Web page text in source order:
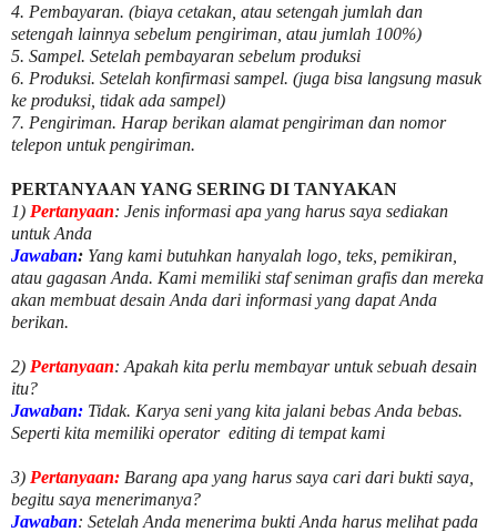
4. Pembayaran. (biaya cetakan, atau setengah jumlah dan
setengah lainnya sebelum pengiriman, atau jumlah 100%)
5. Sampel. Setelah pembayaran sebelum produksi
6. Produksi. Setelah konfirmasi sampel. (juga bisa langsung masuk
ke produksi, tidak ada sampel)
7. Pengiriman. Harap berikan alamat pengiriman dan nomor
telepon untuk pengiriman.
PERTANYAAN YANG SERING DI TANYAKAN
1) Pertanyaan: Jenis informasi apa yang harus saya sediakan
untuk Anda
Jawaban: Yang kami butuhkan hanyalah logo, teks, pemikiran,
atau gagasan Anda. Kami memiliki staf seniman grafis dan mereka
akan membuat desain Anda dari informasi yang dapat Anda
berikan.
2) Pertanyaan: Apakah kita perlu membayar untuksebuah desain
itu?
Jawaban: Tidak. Karya seni yang kita jalani bebas Anda bebas.
Seperti kita memiliki operator editing di tempat kami
3) Pertanyaan: Barang apa yang harus saya cari dari bukti saya,
begitu saya menerimanya?
Jawaban: Setelah Anda menerima bukti Anda harus melihat pada